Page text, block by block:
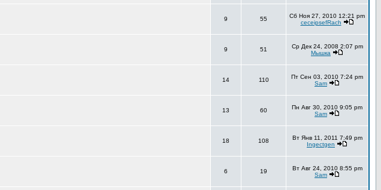
9 55
Сб Ноя 27, 2010 12:21 pm
ceceipsefRach
9 51
Ср Дек 24, 2008 2:07 pm
Мышка
14 110
Пт Сен 03, 2010 7:24 pm
Sam
13 60
Пн Авг 30, 2010 9:05 pm
Sam
18 108
Вт Янв 11, 2011 7:49 pm
Ingectgen
6 19
Вт Авг 24, 2010 8:55 pm
Sam